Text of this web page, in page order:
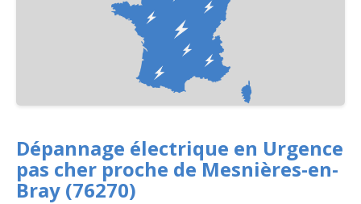
Dépannage électrique en Urgence
pas cher proche de Mesnières-en-
Bray (76270)